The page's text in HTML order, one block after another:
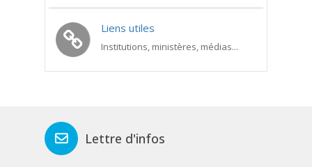
Liens utiles
Institutions, ministères, médias...
Lettre d'infos